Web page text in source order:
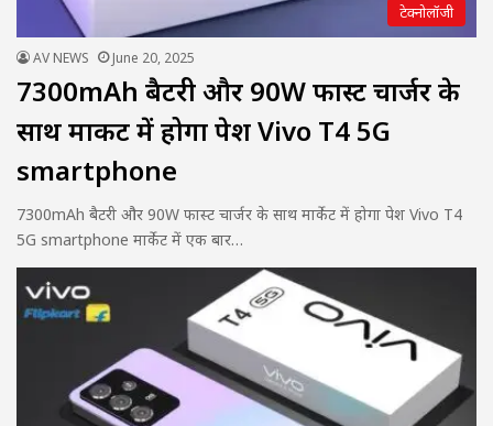
टेक्नोलॉजी
AV NEWS June 20, 2025
7300mAh बैटरी और 90W फास्ट चार्जर के
साथ मार्केट में होगा पेश Vivo T4 5G
smartphone
7300mAh बैटरी और 90W फास्ट चार्जर के साथ मार्केट में होगा पेश Vivo T4
5G smartphone मार्केट में एक बार…